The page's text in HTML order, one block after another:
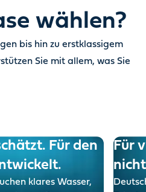
wählen?
bis hin zu erstklassigem
Sie mit allem, was Sie
Für den
klares Wasser,
Für